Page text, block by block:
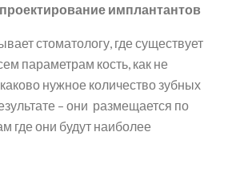
имплантантов
стоматологу, где существует
параметрам кость, как не
нужное количество зубных
– они размещается по
где они будут наиболее